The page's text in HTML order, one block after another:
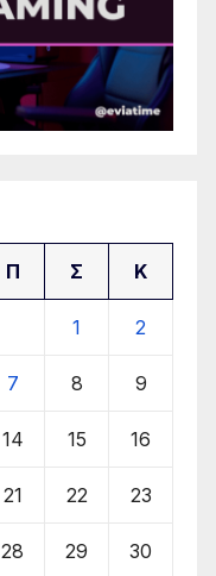
Π Σ Κ
1 2
7 8 9
14 15 16
21 22 23
28 29 30